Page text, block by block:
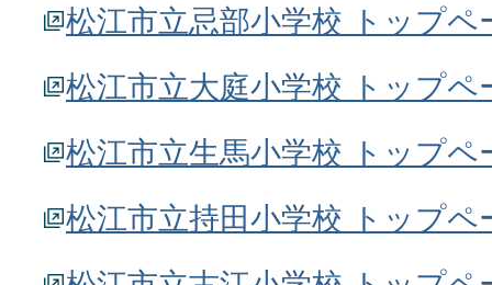
松江市立忌部小学校 トップペ
松江市立大庭小学校 トップペ
松江市立生馬小学校 トップペ
松江市立持田小学校 トップペ